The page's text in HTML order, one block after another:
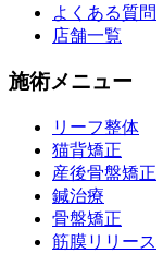
よくある質問
店舗一覧
施術メニュー
リーフ整体
猫背矯正
産後骨盤矯正
鍼治療
骨盤矯正
筋膜リリース